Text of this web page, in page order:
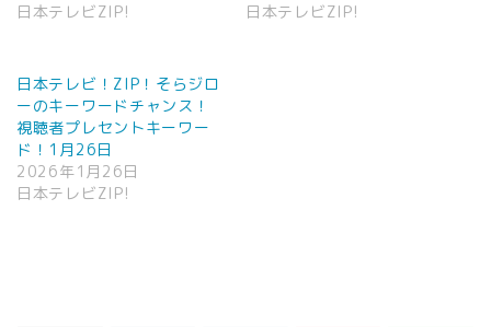
日本テレビZIP!
日本テレビZIP!
日本テレビ！ZIP！そらジロ
ーのキーワードチャンス！
視聴者プレセントキーワー
ド！1月26日
2026年1月26日
日本テレビZIP!